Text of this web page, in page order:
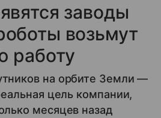
заводы
возьмут
работу
на орбите Земли —
цель компании,
месяцев назад